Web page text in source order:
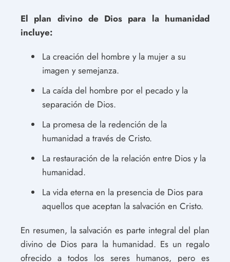
El plan divino de Dios para la humanidad
incluye:
La creación del hombre y la mujer a su
imagen y semejanza.
La caída del hombre por el pecado y la
separación de Dios.
La promesa de la redención de la
humanidad a través de Cristo.
La restauración de la relación entre Dios y la
humanidad.
La vida eterna en la presencia de Dios para
aquellos que aceptan la salvación en Cristo.
En resumen, la salvación es parte integral del plan
divino de Dios para la humanidad. Es un regalo
ofrecido a todos los seres humanos, pero es